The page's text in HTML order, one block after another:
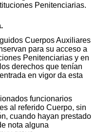
Penitenciarias.
Cuerpos Auxiliares
para su acceso a
Penitenciarias y en
derechos que tenían
en vigor da esta
funcionarios
al referido Cuerpo, sin
cuando hayan prestado
nota alguna